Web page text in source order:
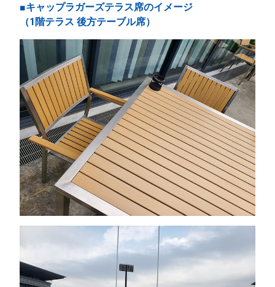
■キャップラガーズテラス席のイメージ
（1階テラス 後方テーブル席）